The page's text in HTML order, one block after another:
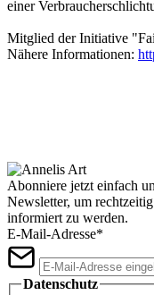
einer
Mitglied der Initiative
Nähere Informationen:
Abonniere jetzt einfach
Newsletter, um
informiert zu werden.
E-Mail-Adresse*
Datenschutz